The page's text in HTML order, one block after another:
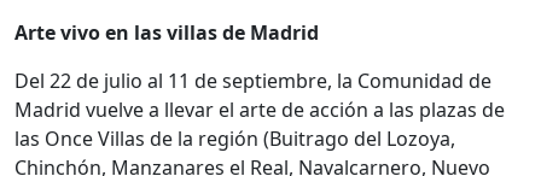
Arte vivo en las villas de Madrid
Del 22 de julio al 11 de septiembre, la Comunidad de
Madrid vuelve a llevar el arte de acción a las plazas de
las Once Villas de la región (Buitrago del Lozoya,
Chinchón, Manzanares el Real, Navalcarnero, Nuevo